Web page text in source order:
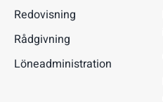
Redovisning
Rådgivning
Löneadministration